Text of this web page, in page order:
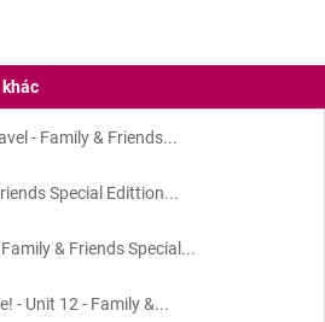
- Family & Friends...
Special Edittion...
& Friends Special...
- Unit 12 - Family &...